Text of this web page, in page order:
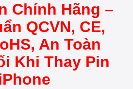
Chính Hãng –
QCVN, CE,
An Toàn
Khi Thay Pin